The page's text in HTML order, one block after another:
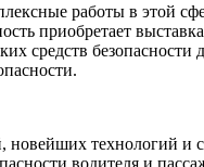
работы в этой
приобретает
средств безопасности
технологий и
водителя и